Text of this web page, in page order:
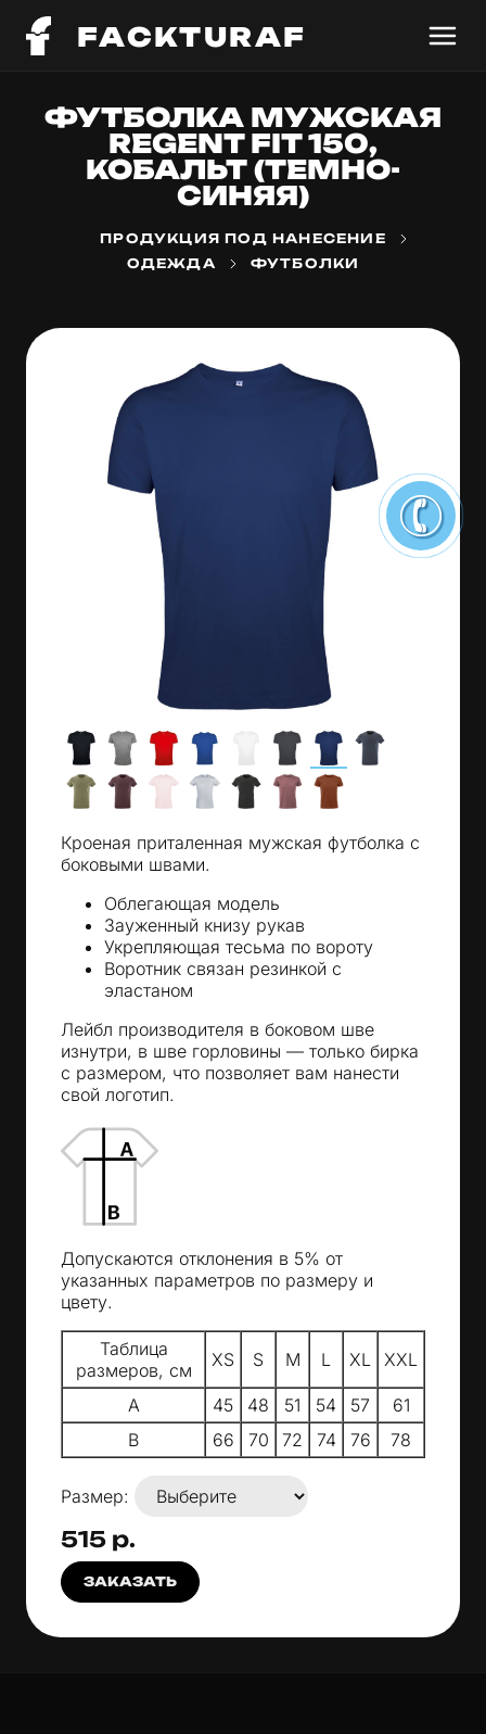
FACKTURAF
ФУТБОЛКА МУЖСКАЯ
REGENT FIT 150,
КОБАЛЬТ (ТЕМНО-
СИНЯЯ)
ПРОДУКЦИЯ ПОД НАНЕСЕНИЕ
ОДЕЖДА
ФУТБОЛКИ
Кроеная приталенная мужская футболка с
боковыми швами.
Облегающая модель
Зауженный книзу рукав
Укрепляющая тесьма по вороту
Воротник связан резинкой с
эластаном
Лейбл производителя в боковом шве
изнутри, в шве горловины — только бирка
с размером, что позволяет вам нанести
свой логотип.
Допускаются отклонения в 5% от
указанных параметров по размеру и
цвету.
Таблица
размеров, см
XS S M L XL XXL
A 45 48 51 54 57
61
B
66 70 72 74 76 78
Размер:
515 р.
ЗАКАЗАТЬ